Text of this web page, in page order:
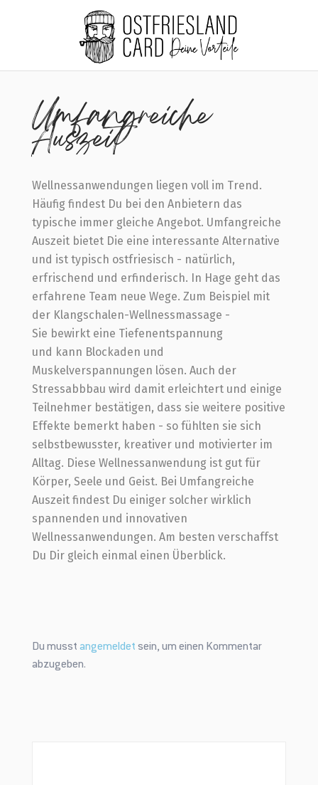
Umfangreiche
Auszeit
Wellnessanwendungen liegen voll im Trend.
Häufig findest Du bei den Anbietern das
typische immer gleiche Angebot. Umfangreiche
Auszeit bietet Die eine interessante Alternative
und ist typisch ostfriesisch - natürlich,
erfrischend und erfinderisch. In Hage geht das
erfahrene Team neue Wege. Zum Beispiel mit
der Klangschalen-Wellnessmassage -
Sie bewirkt eine Tiefenentspannung
und kann Blockaden und
Muskelverspannungen lösen. Auch der
Stressabbbau wird damit erleichtert und einige
Teilnehmer bestätigen, dass sie weitere positive
Effekte bemerkt haben - so fühlten sie sich
selbstbewusster, kreativer und motivierter im
Alltag. Diese Wellnessanwendung ist gut für
Körper, Seele und Geist. Bei Umfangreiche
Auszeit findest Du einiger solcher wirklich
spannenden und innovativen
Wellnessanwendungen. Am besten verschaffst
Du Dir gleich einmal einen Überblick.
Du musst angemeldet sein, um einen Kommentar
abzugeben.